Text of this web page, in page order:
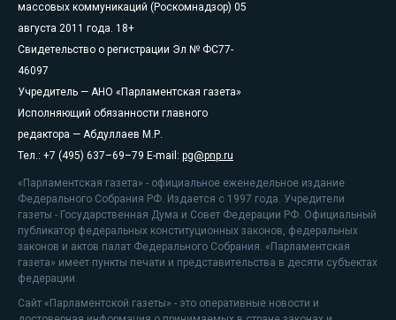
массовых коммуникаций (Роскомнадзор) 05
августа 2011 года. 18+
Свидетельство о регистрации Эл № ФС77-
46097
Учредитель — АНО «Парламентская газета»
Исполняющий обязанности главного
редактора — Абдуллаев М.Р.
Тел.: +7 (495) 637–69–79 E-mail: pg@pnp.ru
«Парламентская газета» - официальное еженедельное издание
Федерального Собрания РФ. Издается с 1997 года. Учредители
газеты - Государственная Дума и Совет Федерации РФ. Официальный
публикатор федеральных конституционных законов, федеральных
законов и актов палат Федерального Собрания. «Парламентская
газета» имеет пункты печати и представительства в десяти субъектах
федерации.
Сайт «Парламентской газеты» - это оперативные новости и